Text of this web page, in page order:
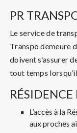
PR
Le service de
Transpo demeure
doivent s’assurer
tout temps
RÉSIDENCE
L’accès à la
aux proches